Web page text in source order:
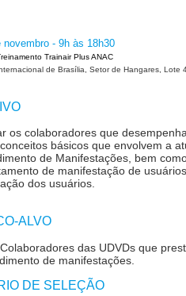
novembro - 9h às 18h30
Trainair Plus ANAC
de Brasília, Setor de Hangares, Lote
os colaboradores que
básicos que envolvem a
de Manifestações, bem
de manifestação de
dos usuários.
ALVO
Colaboradores das UDVDs que
de manifestações.
DE SELEÇÃO